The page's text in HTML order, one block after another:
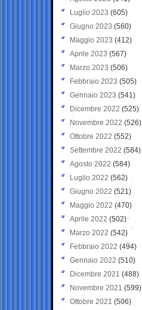
Luglio 2023 (605)
Giugno 2023 (560)
Maggio 2023 (412)
Aprile 2023 (567)
Marzo 2023 (506)
Febbraio 2023 (505)
Gennaio 2023 (541)
Dicembre 2022 (525)
Novembre 2022 (526)
Ottobre 2022 (552)
Settembre 2022 (584)
Agosto 2022 (584)
Luglio 2022 (562)
Giugno 2022 (521)
Maggio 2022 (470)
Aprile 2022 (502)
Marzo 2022 (542)
Febbraio 2022 (494)
Gennaio 2022 (510)
Dicembre 2021 (488)
Novembre 2021 (599)
Ottobre 2021 (506)